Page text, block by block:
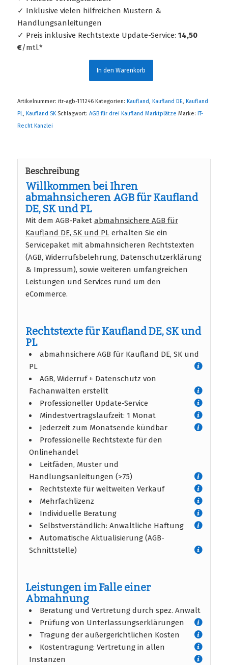
✓ Inklusive vielen hilfreichen Mustern &
Handlungsanleitungen
✓ Preis inklusive Rechtstexte Update-Service: 14,50
€/mtl.*
In den Warenkorb
Artikelnummer: itr-agb-111246 Kategorien: Kaufland, Kaufland DE, Kaufland
PL, Kaufland SK Schlagwort: AGB für drei Kaufland Marktplätze Marke: IT-
Recht Kanzlei
Beschreibung
Willkommen bei Ihren
abmahnsicheren AGB für Kaufland
DE, SK und PL
Mit dem AGB-Paket abmahnsichere AGB für
Kaufland DE, SK und PLerhalten Sie ein
Servicepaket mit abmahnsicheren Rechtstexten
(AGB, Widerrufsbelehrung, Datenschutzerklärung
& Impressum), sowie weiteren umfangreichen
Leistungen und Services rund um den
eCommerce.
Rechtstexte für Kaufland DE, SK und
PL
abmahnsichere AGB für Kaufland DE, SK und
PL
AGB, Widerruf + Datenschutz von
Fachanwälten erstellt
Professioneller Update-Service
Mindestvertragslaufzeit: 1 Monat
Jederzeit zum Monatsende kündbar
Professionelle Rechtstexte für den
Onlinehandel
Leitfäden, Muster und
Handlungsanleitungen (>75)
Rechtstexte für weltweiten Verkauf
Mehrfachlizenz
Individuelle Beratung
Selbstverständlich: Anwaltliche Haftung
Automatische Aktualisierung (AGB-
Schnittstelle)
Leistungen im Falle einer
Abmahnung
Beratung und Vertretung durch spez. Anwalt
Prüfung von Unterlassungserklärungen
Tragung der außergerichtlichen Kosten
Kostentragung: Vertretung in allen
Instanzen